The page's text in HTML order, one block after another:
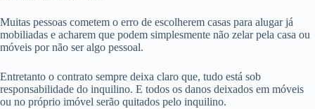
Muitas pessoas cometem o erro de escolherem casas para alugar já
mobiliadas e acharem que podem simplesmente não zelar pela casa ou
móveis por não ser algo pessoal.
Entretanto o contrato sempre deixa claro que, tudo está sob
responsabilidade do inquilino. E todos os danos deixados em móveis
ou no próprio imóvel serão quitados pelo inquilino.